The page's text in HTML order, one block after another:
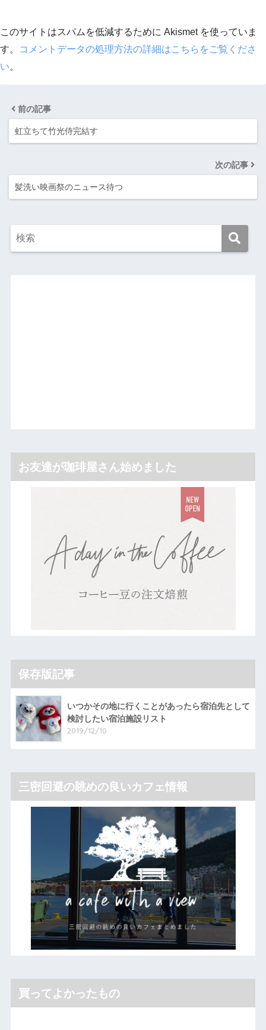
このサイトはスパムを低減するために Akismet を使っていま
す。
コメントデータの処理方法の詳細はこちらをご覧くださ
い。
前の記事
虹立ちて竹光侍完結す
次の記事
髪洗い映画祭のニュース待つ
お友達が珈琲屋さん始めました
保存版記事
いつかその地に行くことがあったら宿泊先として
検討したい宿泊施設リスト
2019/12/10
三密回避の眺めの良いカフェ情報
買ってよかったもの